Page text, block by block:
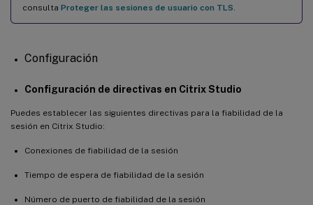
consulta Proteger las sesiones de usuario con TLS
Configuración
Configuración de directivas en Citrix Studio
Puedes establecer las siguientes directivas para la fiabilidad de la
sesión en Citrix Studio:
Conexiones de fiabilidad de la sesión
Tiempo de espera de fiabilidad de la sesión
Número de puerto de fiabilidad de la sesión